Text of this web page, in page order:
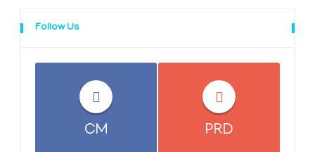
Follow Us
CM PRD